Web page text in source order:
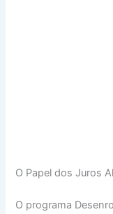
O Papel dos Juros
O programa